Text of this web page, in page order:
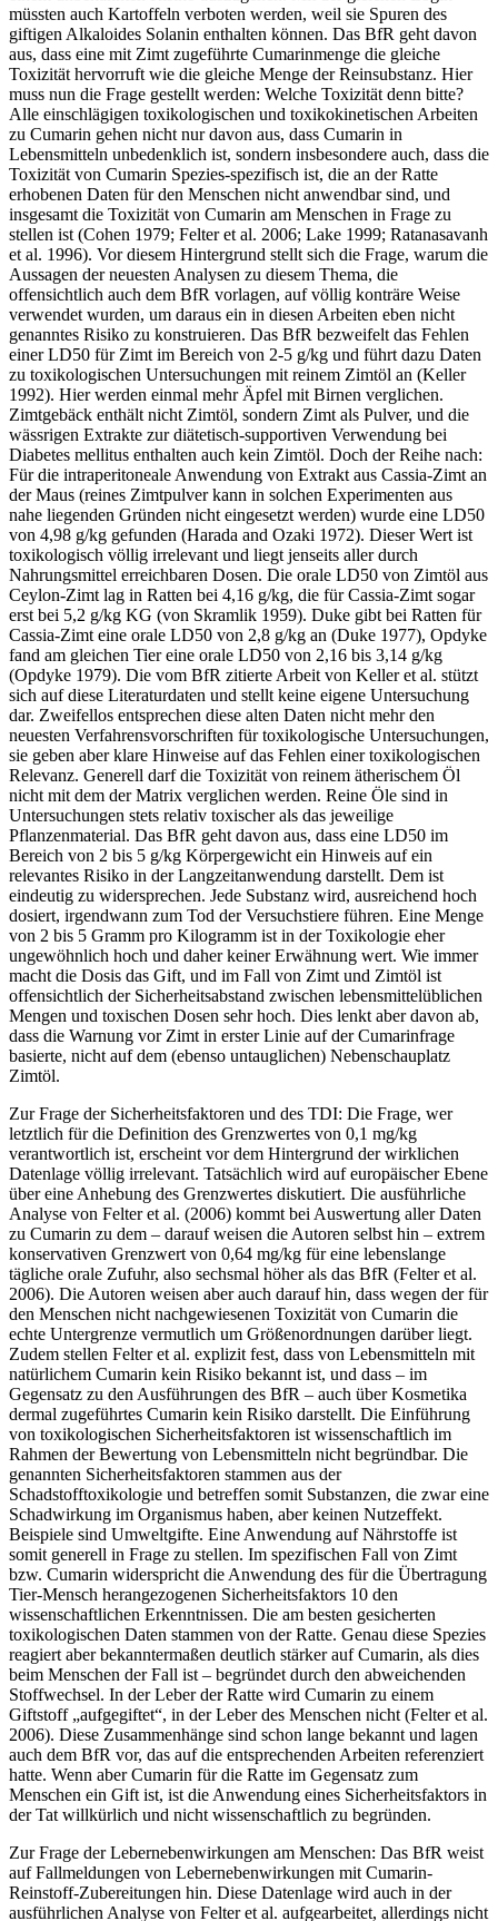
müssten auch Kartoffeln verboten werden, weil sie Spuren des
giftigen Alkaloides Solanin enthalten können. Das BfR geht davon
aus, dass eine mit Zimt zugeführte Cumarinmenge die gleiche
Toxizität hervorruft wie die gleiche Menge der Reinsubstanz. Hier
muss nun die Frage gestellt werden: Welche Toxizität denn bitte?
Alle einschlägigen toxikologischen und toxikokinetischen Arbeiten
zu Cumarin gehen nicht nur davon aus, dass Cumarin in
Lebensmitteln unbedenklich ist, sondern insbesondere auch, dass die
Toxizität von Cumarin Spezies-spezifisch ist, die an der Ratte
erhobenen Daten für den Menschen nicht anwendbar sind, und
insgesamt die Toxizität von Cumarin am Menschen in Frage zu
stellen ist (Cohen 1979; Felter et al. 2006; Lake 1999; Ratanasavanh
et al. 1996). Vor diesem Hintergrund stellt sich die Frage, warum die
Aussagen der neuesten Analysen zu diesem Thema, die
offensichtlich auch dem BfR vorlagen, auf völlig konträre Weise
verwendet wurden, um daraus ein in diesen Arbeiten eben nicht
genanntes Risiko zu konstruieren. Das BfR bezweifelt das Fehlen
einer LD50 für Zimt im Bereich von 2-5 g/kg und führt dazu Daten
zu toxikologischen Untersuchungen mit reinem Zimtöl an (Keller
1992). Hier werden einmal mehr Äpfel mit Birnen verglichen.
Zimtgebäck enthält nicht Zimtöl, sondern Zimt als Pulver, und die
wässrigen Extrakte zur diätetisch-supportiven Verwendung bei
Diabetes mellitus enthalten auch kein Zimtöl. Doch der Reihe nach:
Für die intraperitoneale Anwendung von Extrakt aus Cassia-Zimt an
der Maus (reines Zimtpulver kann in solchen Experimenten aus
nahe liegenden Gründen nicht eingesetzt werden) wurde eine LD50
von 4,98 g/kg gefunden (Harada and Ozaki 1972). Dieser Wert ist
toxikologisch völlig irrelevant und liegt jenseits aller durch
Nahrungsmittel erreichbaren Dosen. Die orale LD50 von Zimtöl aus
Ceylon-Zimt lag in Ratten bei 4,16 g/kg, die für Cassia-Zimt sogar
erst bei 5,2 g/kg KG (von Skramlik 1959). Duke gibt bei Ratten für
Cassia-Zimt eine orale LD50 von 2,8 g/kg an (Duke 1977), Opdyke
fand am gleichen Tier eine orale LD50 von 2,16 bis 3,14 g/kg
(Opdyke 1979). Die vom BfR zitierte Arbeit von Keller et al. stützt
sich auf diese Literaturdaten und stellt keine eigene Untersuchung
dar. Zweifellos entsprechen diese alten Daten nicht mehr den
neuesten Verfahrensvorschriften für toxikologische Untersuchungen,
sie geben aber klare Hinweise auf das Fehlen einer toxikologischen
Relevanz. Generell darf die Toxizität von reinem ätherischem Öl
nicht mit dem der Matrix verglichen werden. Reine Öle sind in
Untersuchungen stets relativ toxischer als das jeweilige
Pflanzenmaterial. Das BfR geht davon aus, dass eine LD50 im
Bereich von 2 bis 5 g/kg Körpergewicht ein Hinweis auf ein
relevantes Risiko in der Langzeitanwendung darstellt. Dem ist
eindeutig zu widersprechen. Jede Substanz wird, ausreichend hoch
dosiert, irgendwann zum Tod der Versuchstiere führen. Eine Menge
von 2 bis 5 Gramm pro Kilogramm ist in der Toxikologie eher
ungewöhnlich hoch und daher keiner Erwähnung wert. Wie immer
macht die Dosis das Gift, und im Fall von Zimt und Zimtöl ist
offensichtlich der Sicherheitsabstand zwischen lebensmittelüblichen
Mengen und toxischen Dosen sehr hoch. Dies lenkt aber davon ab,
dass die Warnung vor Zimt in erster Linie auf der Cumarinfrage
basierte, nicht auf dem (ebenso untauglichen) Nebenschauplatz
Zimtöl.
Zur Frage der Sicherheitsfaktoren und des TDI: Die Frage, wer
letztlich für die Definition des Grenzwertes von 0,1 mg/kg
verantwortlich ist, erscheint vor dem Hintergrund der wirklichen
Datenlage völlig irrelevant. Tatsächlich wird auf europäischer Ebene
über eine Anhebung des Grenzwertes diskutiert. Die ausführliche
Analyse von Felter et al. (2006) kommt bei Auswertung aller Daten
zu Cumarin zu dem – darauf weisen die Autoren selbst hin – extrem
konservativen Grenzwert von 0,64 mg/kg für eine lebenslange
tägliche orale Zufuhr, also sechsmal höher als das BfR (Felter et al.
2006). Die Autoren weisen aber auch darauf hin, dass wegen der für
den Menschen nicht nachgewiesenen Toxizität von Cumarin die
echte Untergrenze vermutlich um Größenordnungen darüber liegt.
Zudem stellen Felter et al. explizit fest, dass von Lebensmitteln mit
natürlichem Cumarin kein Risiko bekannt ist, und dass – im
Gegensatz zu den Ausführungen des BfR – auch über Kosmetika
dermal zugeführtes Cumarin kein Risiko darstellt. Die Einführung
von toxikologischen Sicherheitsfaktoren ist wissenschaftlich im
Rahmen der Bewertung von Lebensmitteln nicht begründbar. Die
genannten Sicherheitsfaktoren stammen aus der
Schadstofftoxikologie und betreffen somit Substanzen, die zwar eine
Schadwirkung im Organismus haben, aber keinen Nutzeffekt.
Beispiele sind Umweltgifte. Eine Anwendung auf Nährstoffe ist
somit generell in Frage zu stellen. Im spezifischen Fall von Zimt
bzw. Cumarin widerspricht die Anwendung des für die Übertragung
Tier-Mensch herangezogenen Sicherheitsfaktors 10 den
wissenschaftlichen Erkenntnissen. Die am besten gesicherten
toxikologischen Daten stammen von der Ratte. Genau diese Spezies
reagiert aber bekanntermaßen deutlich stärker auf Cumarin, als dies
beim Menschen der Fall ist – begründet durch den abweichenden
Stoffwechsel. In der Leber der Ratte wird Cumarin zu einem
Giftstoff „aufgegiftet“, in der Leber des Menschen nicht (Felter et al.
2006). Diese Zusammenhänge sind schon lange bekannt und lagen
auch dem BfR vor, das auf die entsprechenden Arbeiten referenziert
hatte. Wenn aber Cumarin für die Ratte im Gegensatz zum
Menschen ein Gift ist, ist die Anwendung eines Sicherheitsfaktors in
der Tat willkürlich und nicht wissenschaftlich zu begründen.
Zur Frage der Lebernebenwirkungen am Menschen: Das BfR weist
auf Fallmeldungen von Lebernebenwirkungen mit Cumarin-
Reinstoff-Zubereitungen hin. Diese Datenlage wird auch in der
ausführlichen Analyse von Felter et al. aufgearbeitet, allerdings nicht